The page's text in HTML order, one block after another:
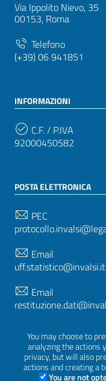
You may choose to
analyzing the actions
privacy, but will also
actions and creating a
You are not
Via Ippolito Nievo, 35
00153, Roma
Telefono
(+39) 06 941851
INFORMAZIONI
C.F. / P.IVA
92000450582
POSTA ELETTRONICA
PEC
Email
uff.statistico@invalsi.it
Email
SEGUICI SU